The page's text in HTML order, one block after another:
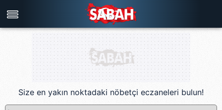
Türkiye'nin en iyi haber sitesi
Size en yakın noktadaki nöbetçi eczaneleri bulun!